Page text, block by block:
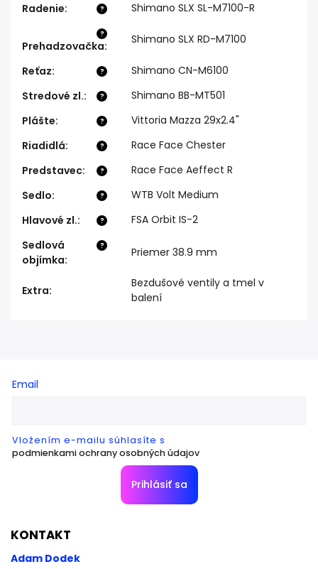
?
Radenie: Shimano SLX SL-M7100-R
?
Prehadzovačka: Shimano SLX RD-M7100
?
Reťaz: Shimano CN-M6100
?
Stredové zl.: Shimano BB-MT501
?
Plášte: Vittoria Mazza 29x2.4"
?
Riadidlá: Race Face Chester
?
Predstavec: Race Face Aeffect R
?
Sedlo: WTB Volt Medium
?
Hlavové zl.: FSA Orbit IS-2
?
Sedlová
objímka:
Priemer 38.9 mm
Extra:
Bezdušové ventily a tmel v
balení
Email
Vložením e-mailu súhlasíte s
podmienkami ochrany osobných údajov
Prihlásiť sa
KONTAKT
Adam Dodek